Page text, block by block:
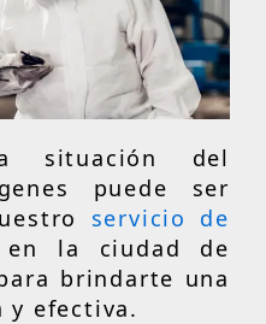
situación del
puede ser
servicio de
en la ciudad de
brindarte una
y efectiva.